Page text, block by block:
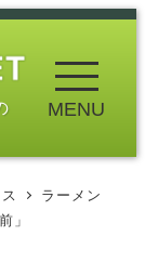
MENU
ラーメン
」